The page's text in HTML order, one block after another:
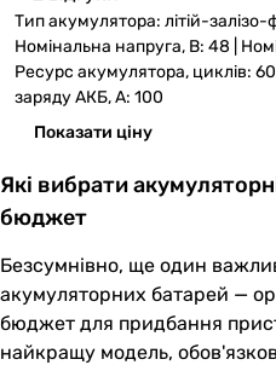
Тип акумулятора: літій-
Номінальна напруга, В: 48 |
Ресурс акумулятора, циклів:
заряду АКБ, А: 100
Показати ціну
Які вибрати
бюджет
Безсумнівно, ще один
акумуляторних батарей —
бюджет для придбання
найкращу модель,